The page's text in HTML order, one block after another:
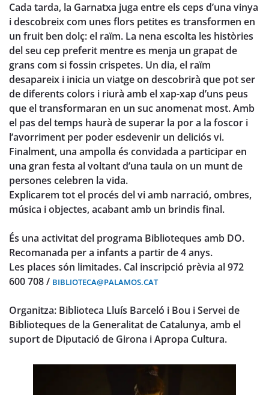
Cada tarda, la Garnatxa juga entre els ceps d’una vinya
i descobreix com unes flors petites es transformen en
un fruit ben dolç: el raïm. La nena escolta les històries
del seu cep preferit mentre es menja un grapat de
grans com si fossin crispetes. Un dia, el raïm
desapareix i inicia un viatge on descobrirà que pot ser
de diferents colors i riurà amb el xap-xap d’uns peus
que el transformaran en un suc anomenat most. Amb
el pas del temps haurà de superar la por a la foscor i
l’avorriment per poder esdevenir un deliciós vi.
Finalment, una ampolla és convidada a participar en
una gran festa al voltant d’una taula on un munt de
persones celebren la vida.
Explicarem tot el procés del vi amb narració, ombres,
música i objectes, acabant amb un brindis final.
És una activitat del programa Biblioteques amb DO.
Recomanada per a infants a partir de 4 anys.
Les places són limitades. Cal inscripció prèvia al 972
600 708 / BIBLIOTECA@PALAMOS.CAT
Organitza: Biblioteca Lluís Barceló i Bou i Servei de
Biblioteques de la Generalitat de Catalunya, amb el
suport de Diputació de Girona i Apropa Cultura.